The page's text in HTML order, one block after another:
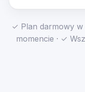
✓ Plan darmowy w
momencie · ✓